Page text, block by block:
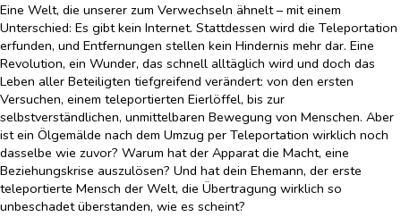
Eine Welt, die unserer zum Verwechseln ähnelt – mit einem
Unterschied: Es gibt kein Internet. Stattdessen wird die Teleportation
erfunden, und Entfernungen stellen kein Hindernis mehr dar. Eine
Revolution, ein Wunder, das schnell alltäglich wird und doch das
Leben aller Beteiligten tiefgreifend verändert: von den ersten
Versuchen, einem teleportierten Eierlöffel, bis zur
selbstverständlichen, unmittelbaren Bewegung von Menschen. Aber
ist ein Ölgemälde nach dem Umzug per Teleportation wirklich noch
dasselbe wie zuvor? Warum hat der Apparat die Macht, eine
Beziehungskrise auszulösen? Und hat dein Ehemann, der erste
teleportierte Mensch der Welt, die Übertragung wirklich so
unbeschadet überstanden, wie es scheint?